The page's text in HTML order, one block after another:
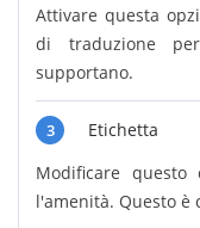
Attivare questa
di traduzione
supportano.
3
Etichetta
Modificare
l'amenità. Questo è